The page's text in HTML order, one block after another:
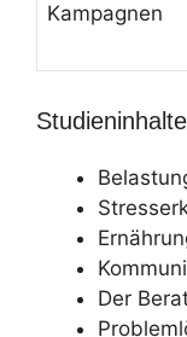
Kampagnen
Studieninhalte
Der